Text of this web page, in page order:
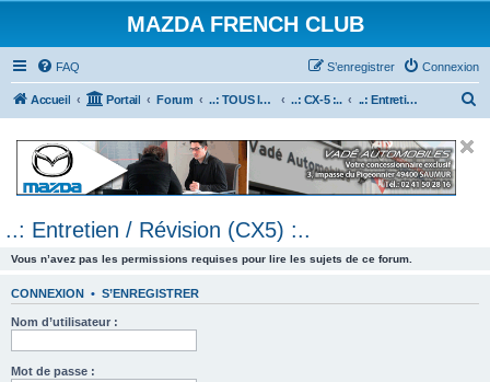
MAZDA FRENCH CLUB
FAQ Connexion
S’enregistrer
Accueil Portail Forum ..: TOUS les Véhicules MAZDA :.. ..: CX-5 :.. ..: Entretien / Révision (CX5) :..
e
..: Entretien / Révision (CX5) :..
Vous n’avez pas les permissions requises pour lire les sujets de ce forum.
CONNEXION • S’ENREGISTRER
Nom d’utilisateur :
Mot de passe :